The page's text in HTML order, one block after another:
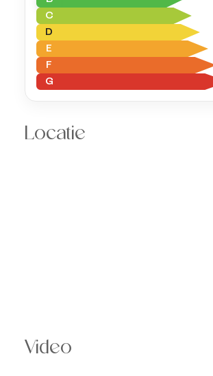
C
D
E
F
G
Locatie
Video